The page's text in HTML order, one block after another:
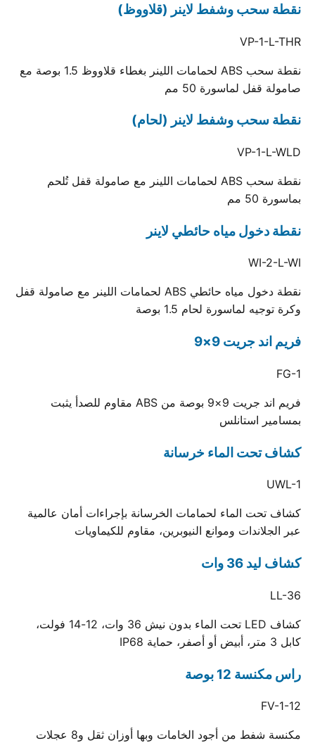
نقطة سحب وشفط لاينر (قلاووظ)
VP-1-L-THR
نقطة سحب ABS لحمامات اللينر بغطاء قلاووظ 1.5 بوصة مع
صامولة قفل لماسورة 50 مم
نقطة سحب وشفط لاينر (لحام)
VP-1-L-WLD
نقطة سحب ABS لحمامات اللينر مع صامولة قفل تُلحم
بماسورة 50 مم
نقطة دخول مياه حائطي لاينر
WI-2-L-WI
نقطة دخول مياه حائطي ABS لحمامات اللينر مع صامولة قفل
وكرة توجيه لماسورة لحام 1.5 بوصة
فريم اند جريت 9×9
FG-1
فريم اند جريت 9×9 بوصة من ABS مقاوم للصدأ يثبت
بمسامير استانلس
كشاف تحت الماء خرسانة
UWL-1
كشاف تحت الماء لحمامات الخرسانة بإجراءات أمان عالمية
عبر الجلاندات وموانع النيوبرين، مقاوم للكيماويات
كشاف ليد 36 وات
LL-36
كشاف LED تحت الماء بدون نيش 36 وات، 12-14 فولت،
كابل 3 متر، أبيض أو أصفر، حماية IP68
راس مكنسة 12 بوصة
FV-1-12
مكنسة شفط من أجود الخامات وبها أوزان ثقل و8 عجلات